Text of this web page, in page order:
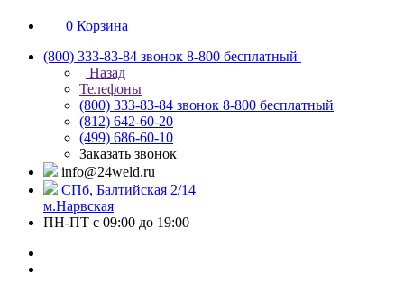
0 Корзина
(800) 333-83-84 звонок 8-800 бесплатный
Назад
Телефоны
(800) 333-83-84 звонок 8-800 бесплатный
(812) 642-60-20
(499) 686-60-10
Заказать звонок
info@24weld.ru
СПб, Балтийская 2/14
м.Нарвская
ПН-ПТ с 09:00 до 19:00